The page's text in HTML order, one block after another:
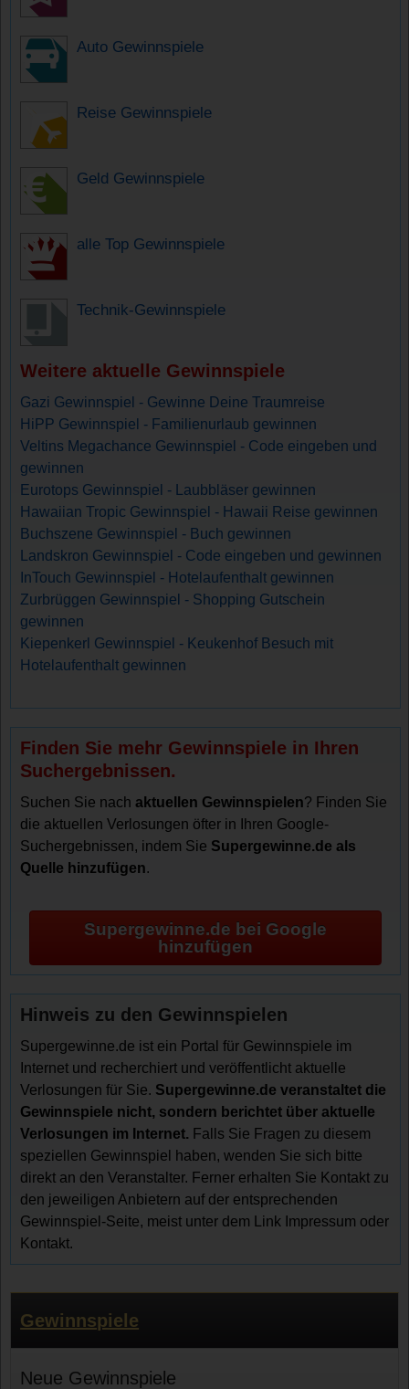
Auto Gewinnspiele
Reise Gewinnspiele
Geld Gewinnspiele
alle Top Gewinnspiele
Technik-Gewinnspiele
Weitere aktuelle Gewinnspiele
Gazi Gewinnspiel - Gewinne Deine Traumreise
HiPP Gewinnspiel - Familienurlaub gewinnen
Veltins Megachance Gewinnspiel - Code eingeben und
gewinnen
Eurotops Gewinnspiel - Laubbläser gewinnen
Hawaiian Tropic Gewinnspiel - Hawaii Reise gewinnen
Buchszene Gewinnspiel - Buch gewinnen
Landskron Gewinnspiel - Code eingeben und gewinnen
InTouch Gewinnspiel - Hotelaufenthalt gewinnen
Zurbrüggen Gewinnspiel - Shopping Gutschein
gewinnen
Kiepenkerl Gewinnspiel - Keukenhof Besuch mit
Hotelaufenthalt gewinnen
Finden Sie mehr Gewinnspiele in Ihren
Suchergebnissen.
Suchen Sie nachaktuellen Gewinnspielen? Finden Sie
die aktuellen Verlosungen öfter in Ihren Google-
Suchergebnissen, indem Sie Supergewinne.de als
Quelle hinzufügen.
Supergewinne.de bei Google
hinzufügen
Hinweis zu den Gewinnspielen
Supergewinne.de ist ein Portal für Gewinnspiele im
Internet und recherchiert und veröffentlicht aktuelle
Verlosungen für Sie. Supergewinne.de veranstaltet die
Gewinnspiele nicht, sondern berichtet über aktuelle
Verlosungen im Internet. Falls Sie Fragen zu diesem
speziellen Gewinnspiel haben, wenden Sie sich bitte
direkt an den Veranstalter. Ferner erhalten Sie Kontakt zu
den jeweiligen Anbietern auf der entsprechenden
Gewinnspiel-Seite, meist unter dem Link Impressum oder
Kontakt.
Gewinnspiele
Neue Gewinnspiele